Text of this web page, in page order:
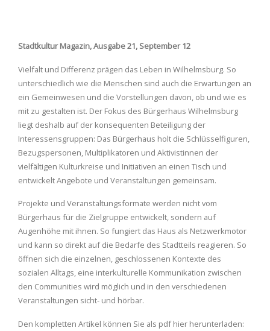
Stadtkultur Magazin, Ausgabe 21, September 12
Vielfalt und Differenz prägen das Leben in Wilhelmsburg. So
unterschiedlich wie die Menschen sind auch die Erwartungen an
ein Gemeinwesen und die Vorstellungen davon, ob und wie es
mit zu gestalten ist. Der Fokus des Bürgerhaus Wilhelmsburg
liegt deshalb auf der konsequenten Beteiligung der
Interessensgruppen: Das Bürgerhaus holt die Schlüsselfiguren,
Bezugspersonen, Multiplikatoren und Aktivistinnen der
vielfältigen Kulturkreise und Initiativen an einen Tisch und
entwickelt Angebote und Veranstaltungen gemeinsam.
Projekte und Veranstaltungsformate werden nicht vom
Bürgerhaus für die Zielgruppe entwickelt, sondern auf
Augenhöhe mit ihnen. So fungiert das Haus als Netzwerkmotor
und kann so direkt auf die Bedarfe des Stadtteils reagieren. So
öffnen sich die einzelnen, geschlossenen Kontexte des
sozialen Alltags, eine interkulturelle Kommunikation zwischen
den Communities wird möglich und in den verschiedenen
Veranstaltungen sicht- und hörbar.
Den kompletten Artikel können Sie als pdf hier herunterladen: